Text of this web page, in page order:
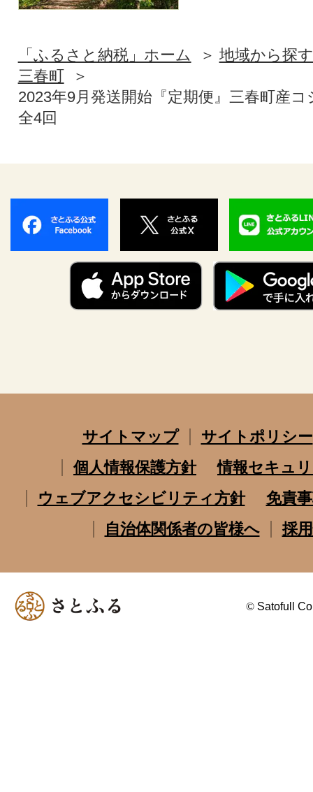
「ふるさと納税」ホーム
地域から探す
三春町
2023年9月発送開始『定期便』三春町産
全4回
サイトマップ
サイトポリシー
個人情報保護方針
情報セキュ
ウェブアクセシビリティ方針
免責
自治体関係者の皆様へ
採
© Satofull